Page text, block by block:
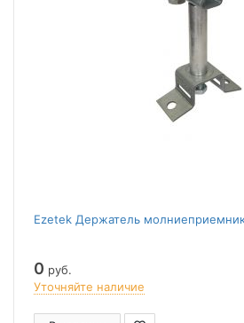
Ezetek Держатель
0 руб.
Уточняйте наличие